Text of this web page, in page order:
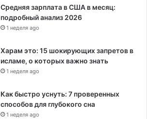
Средняя зарплата в США в месяц:
подробный анализ 2026
1 неделя ago
Харам это: 15 шокирующих запретов в
исламе, о которых важно знать
1 неделя ago
Как быстро уснуть: 7 проверенных
способов для глубокого сна
1 неделя ago